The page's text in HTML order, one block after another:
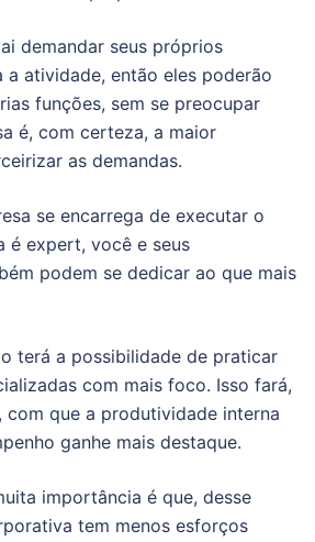
demandar seus próprios
a atividade, então eles poderão
funções, sem se preocupar
é, com certeza, a maior
as demandas.
se encarrega de executar o
é expert, você e seus
podem se dedicar ao que mais
terá a possibilidade de praticar
com mais foco. Isso fará,
com que a produtividade interna
ganhe mais destaque.
importância é que, desse
tem menos esforços